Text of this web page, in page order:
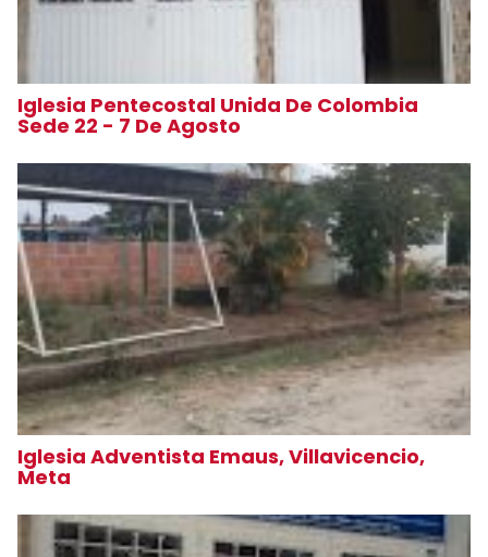
Iglesia Pentecostal Unida De Colombia
Sede 22 - 7 De Agosto
Iglesia Adventista Emaus, Villavicencio,
Meta